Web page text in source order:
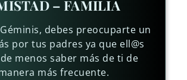
– FAMILIA
debes preocuparte un
por tus padres ya que ell@s
menos saber más de ti de
más frecuente.